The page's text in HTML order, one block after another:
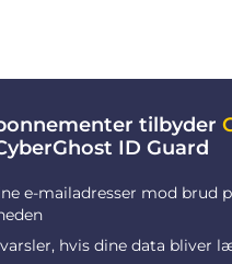
tilbyder
ID Guard
e-mailadresser mod brud
hvis dine data bliver